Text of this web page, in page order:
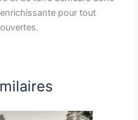
pour tout